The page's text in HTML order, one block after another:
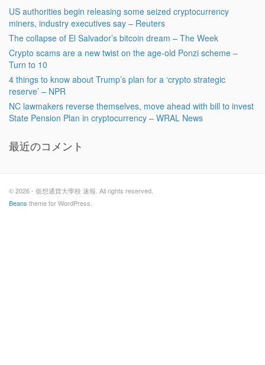
US authorities begin releasing some seized cryptocurrency
miners, industry executives say – Reuters
The collapse of El Salvador’s bitcoin dream – The Week
Crypto scams are a new twist on the age-old Ponzi scheme –
Turn to 10
4 things to know about Trump’s plan for a ‘crypto strategic
reserve’ – NPR
NC lawmakers reverse themselves, move ahead with bill to invest
State Pension Plan in cryptocurrency – WRAL News
最近のコメント
© 2026 - 仮想通貨大學校 速報. All rights reserved.
Beans theme for WordPress.